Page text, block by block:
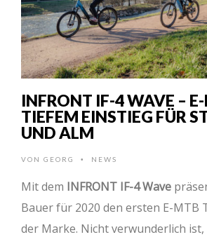
INFRONT IF-4 WAVE –
TIEFEM EINSTIEG FÜR
ND ALM
VON GEORG • NEWS
Mit dem INFRONT IF-4 Wave
Bauer für 2020 den ersten E-MTB
der Marke. Nicht verwunderlich ist,